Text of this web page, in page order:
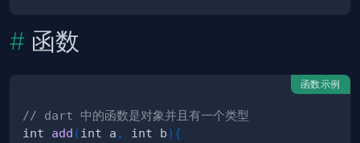
函数
函数示例
// dart 中的函数是对象并且有一个类型
int add ( int a , int b) {